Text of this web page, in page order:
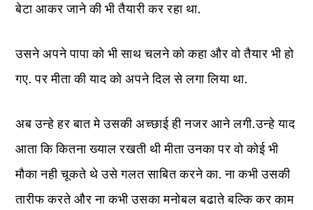
बेटा आकर जाने की भी तैयारी कर रहा था.
उसने अपने पापा को भी साथ चलने को कहा और वो तैयार भी हो
गए. पर मीता की याद को अपने दिल से लगा लिया था.
अब उन्हे हर बात मे उसकी अच्छाई ही नजर आने लगी.उन्हे याद
आता कि कितना ख्याल रखती थी मीता उनका पर वो कोई भी
मौका नही चूकते थे उसे गलत साबित करने का. ना कभी उसकी
तारीफ करते और ना कभी उसका मनोबल बढाते बल्कि कर काम